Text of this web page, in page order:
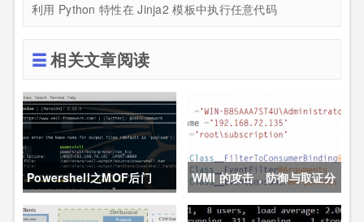
利用 Python 特性在 Jinja2 模板中执行任意代码
相关文章阅读
Powershell之MOF后门
WMI 的攻击，防御与取证分
析技术之防御篇